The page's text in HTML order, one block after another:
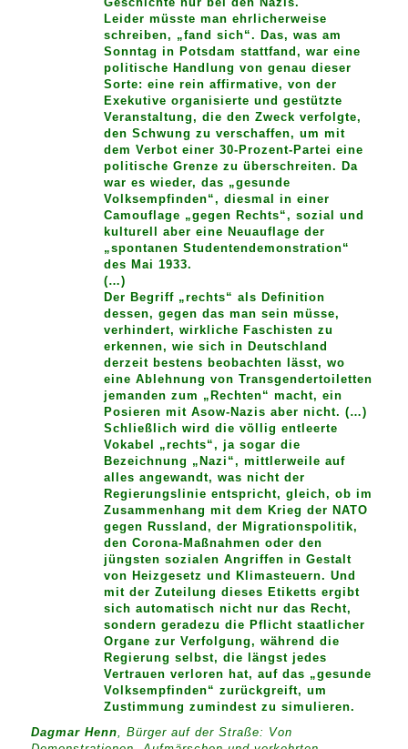
Leider müsste man ehrlicherweise
schreiben, „fand sich“. Das, was am
Sonntag in Potsdam stattfand, war eine
politische Handlung von genau dieser
Sorte: eine rein affirmative, von der
Exekutive organisierte und gestützte
Veranstaltung, die den Zweck verfolgte,
den Schwung zu verschaffen, um mit
dem Verbot einer 30-Prozent-Partei eine
politische Grenze zu überschreiten. Da
war es wieder, das „gesunde
Volksempfinden“, diesmal in einer
Camouflage „gegen Rechts“, sozial und
kulturell aber eine Neuauflage der
„spontanen Studentendemonstration“
des Mai 1933.
(…)
Der Begriff „rechts“ als Definition
dessen, gegen das man sein müsse,
verhindert, wirkliche Faschisten zu
erkennen, wie sich in Deutschland
derzeit bestens beobachten lässt, wo
eine Ablehnung von Transgendertoiletten
jemanden zum „Rechten“ macht, ein
Posieren mit Asow-Nazis aber nicht. (…)
Schließlich wird die völlig entleerte
Vokabel „rechts“, ja sogar die
Bezeichnung „Nazi“, mittlerweile auf
alles angewandt, was nicht der
Regierungslinie entspricht, gleich, ob im
Zusammenhang mit dem Krieg der NATO
gegen Russland, der Migrationspolitik,
den Corona-Maßnahmen oder den
jüngsten sozialen Angriffen in Gestalt
von Heizgesetz und Klimasteuern. Und
mit der Zuteilung dieses Etiketts ergibt
sich automatisch nicht nur das Recht,
sondern geradezu die Pflicht staatlicher
Organe zur Verfolgung, während die
Regierung selbst, die längst jedes
Vertrauen verloren hat, auf das „gesunde
Volksempfinden“ zurückgreift, um
Zustimmung zumindest zu simulieren.
Dagmar Henn , Bürger auf der Straße: Von